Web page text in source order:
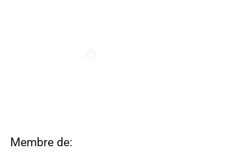
Membre de: